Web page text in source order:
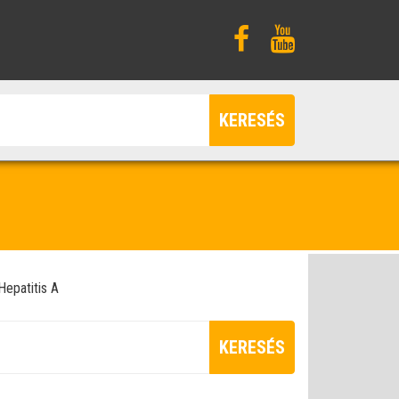
KERESÉS
A
KERESÉS